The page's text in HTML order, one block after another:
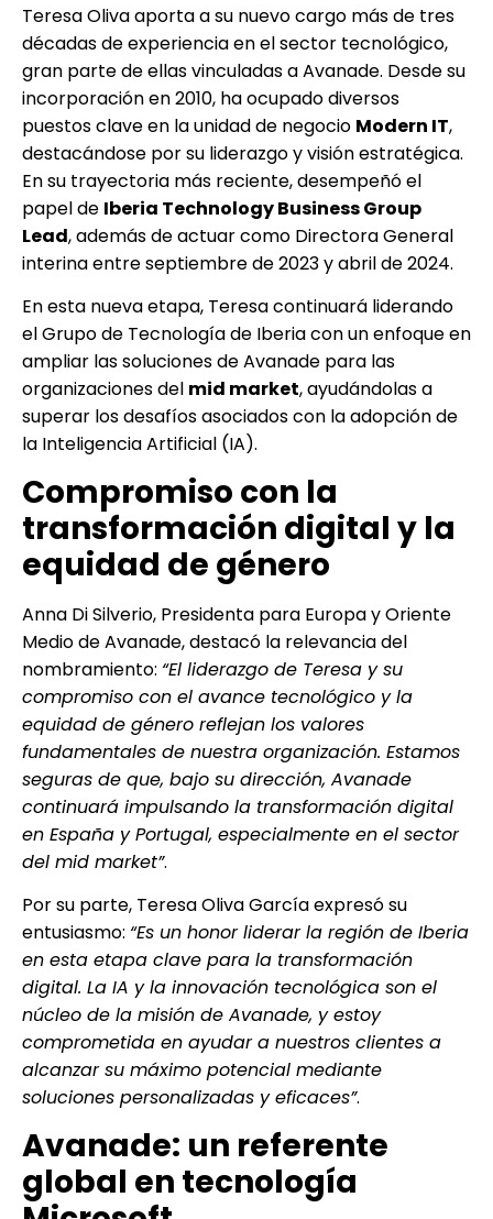
Teresa Oliva aporta a su nuevo cargo más de tres
décadas de experiencia en el sector tecnológico,
gran parte de ellas vinculadas a Avanade. Desde su
incorporación en 2010, ha ocupado diversos
puestos clave en la unidad de negocio Modern IT,
destacándose por su liderazgo y visión estratégica.
En su trayectoria más reciente, desempeñó el
papel de Iberia Technology Business Group
Lead, además de actuar como Directora General
interina entre septiembre de 2023 y abril de 2024.
En esta nueva etapa, Teresa continuará liderando
el Grupo de Tecnología de Iberia con un enfoque en
ampliar las soluciones de Avanade para las
organizaciones del mid market, ayudándolas a
superar los desafíos asociados con la adopción de
la Inteligencia Artificial (IA).
Compromiso con la
transformación digital y la
equidad de género
Anna Di Silverio, Presidenta para Europa y Oriente
Medio de Avanade, destacó la relevancia del
nombramiento: “El liderazgo de Teresa y su
compromiso con el avance tecnológico y la
equidad de género reflejan los valores
fundamentales de nuestra organización. Estamos
seguras de que, bajo su dirección, Avanade
continuará impulsando la transformación digital
en España y Portugal, especialmente en el sector
del mid market”.
Por su parte, Teresa Oliva García expresó su
entusiasmo: “Es un honor liderar la región de Iberia
en esta etapa clave para la transformación
digital. La IA y la innovación tecnológica son el
núcleo de la misión de Avanade, y estoy
comprometida en ayudar a nuestros clientes a
alcanzar su máximo potencial mediante
soluciones personalizadas y eficaces”.
Avanade: un referente
global en tecnología